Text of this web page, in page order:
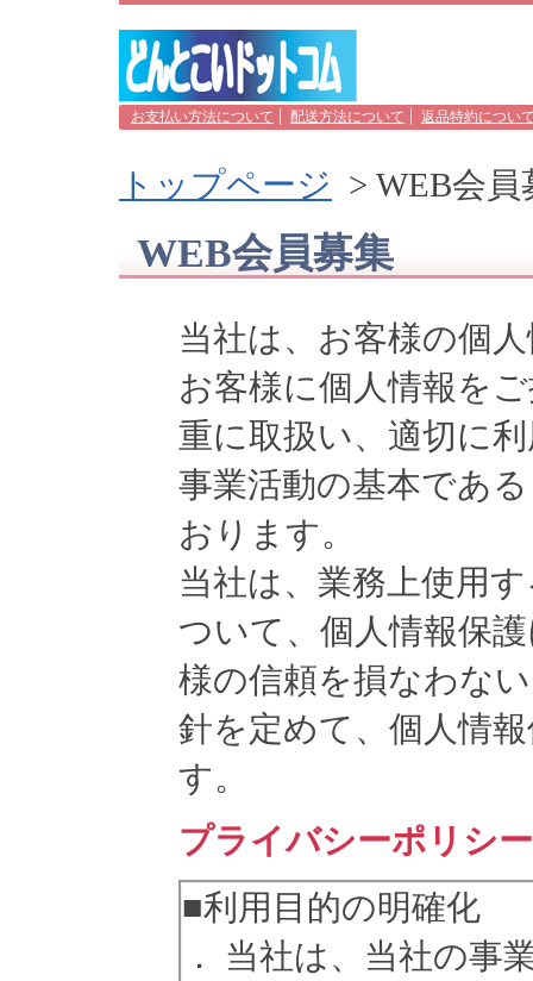
お支払い方法について 配送方法について 返品特約につい
トップページ > WEB会員
WEB会員募集
当社は、お客様の個
お客様に個人情報を
重に取扱い、適切に
事業活動の基本であ
おります。
当社は、業務上使用
ついて、個人情報保
様の信頼を損なわな
針を定めて、個人情
す。
プライバシーポリシー
■利用目的の明確化
． 当社は、当社の事